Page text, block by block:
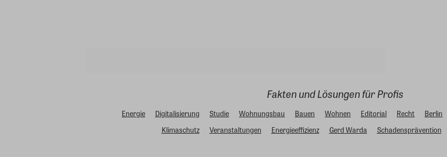
Fakten und Lösungen für Profis
Energie Digitalisierung Studie Wohnungsbau Bauen Wohnen Editorial Recht Berlin
Klimaschutz
Veranstaltungen Energieeffizienz Gerd Warda Schadensprävention